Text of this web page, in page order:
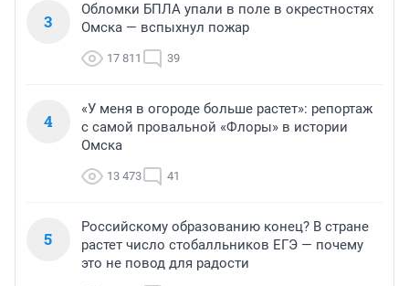
3
Обломки БПЛА упали в поле в окрестностях
Омска — вспыхнул пожар
17 811 39
4
«У меня в огороде больше растет»: репортаж
с самой провальной «Флоры» в истории
Омска
13 473 41
5
Российскому образованию конец? В стране
растет число стобалльников ЕГЭ — почему
это не повод для радости